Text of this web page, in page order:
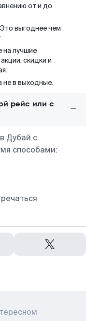
от и до
выгоднее чем
на лучшие
скидки и
не в выходные.
рейс или с
Дубай с
способами: